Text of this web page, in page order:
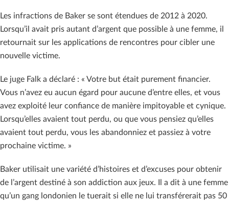
Les infractions de Baker se sont étendues de 2012 à 2020.
Lorsqu’il avait pris autant d’argent que possible à une femme, il
retournait sur les applications de rencontres pour cibler une
nouvelle victime.
Le juge Falk a déclaré : « Votre but était purement financier.
Vous n’avez eu aucun égard pour aucune d’entre elles, et vous
avez exploité leur confiance de manière impitoyable et cynique.
Lorsqu’elles avaient tout perdu, ou que vous pensiez qu’elles
avaient tout perdu, vous les abandonniez et passiez à votre
prochaine victime. »
Baker utilisait une variété d’histoires et d’excuses pour obtenir
de l’argent destiné à son addiction aux jeux. Il a dit à une femme
qu’un gang londonien le tuerait si elle ne lui transférerait pas 50